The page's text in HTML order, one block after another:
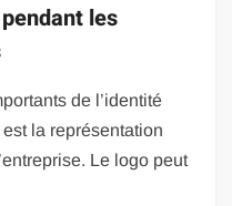
les
de l’identité
la représentation
Le logo peut